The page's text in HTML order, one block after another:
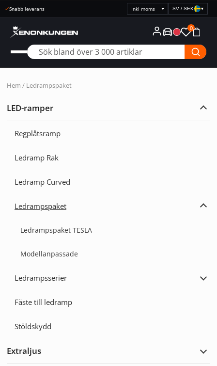
Snabb leverans
Välj
prisvisning
SV / SEK ▾
0
Hem / Ledrampspaket
LED-ramper
Regplåtsramp
Ledramp Rak
Ledramp Curved
Ledrampspaket
Ledrampspaket TESLA
Modellanpassade
Ledrampsserier
Fäste till ledramp
Stöldskydd
Extraljus